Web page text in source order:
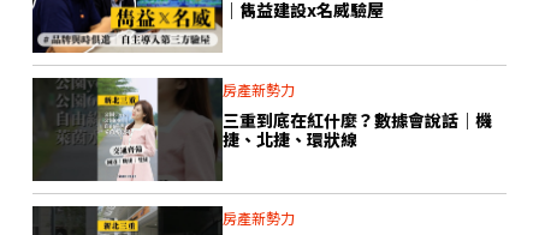
｜雋益建設x名威驗屋
房產新勢力
三重到底在紅什麼？數據會說話｜機
捷、北捷、環狀線
房產新勢力